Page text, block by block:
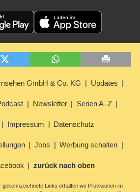
GmbH & Co. KG Updates
Newsletter Serien A–Z
Impressum Datenschutz
Jobs Werbung schalten
zurück nach oben
Links erhalten wir Provisionen im